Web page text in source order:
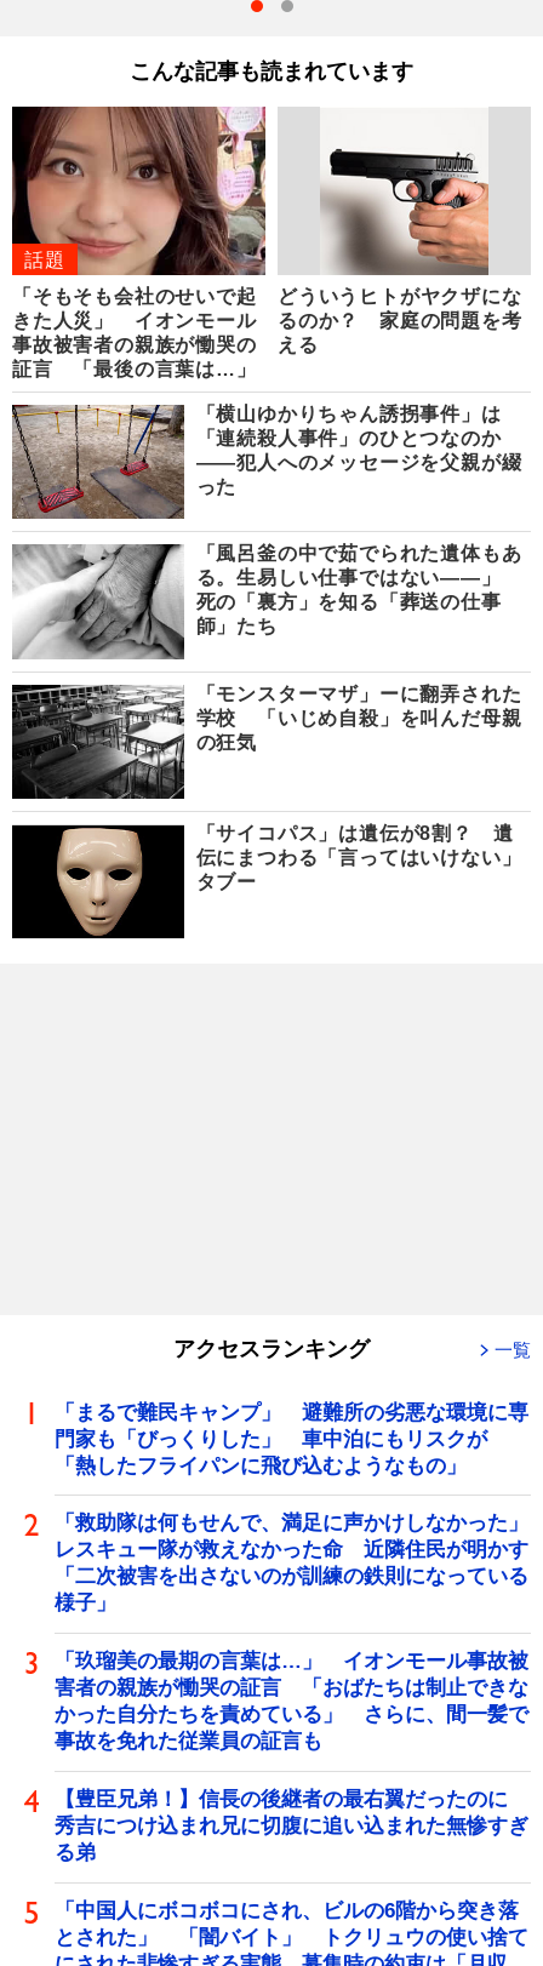
こんな記事も読まれています
話題
「そもそも会社のせいで起
きた人災」 イオンモール
事故被害者の親族が慟哭の
証言 「最後の言葉は…」
どういうヒトがヤクザにな
るのか？ 家庭の問題を考
える
「横山ゆかりちゃん誘拐事件」は
「連続殺人事件」のひとつなのか
――犯人へのメッセージを父親が綴
った
「風呂釜の中で茹でられた遺体もあ
る。生易しい仕事ではない――」
死の「裏方」を知る「葬送の仕事
師」たち
「モンスターマザ」ーに翻弄された
学校 「いじめ自殺」を叫んだ母親
の狂気
「サイコパス」は遺伝が8割？ 遺
伝にまつわる「言ってはいけない」
タブー
アクセスランキング 一覧
「まるで難民キャンプ」 避難所の劣悪な環境に専
門家も「びっくりした」 車中泊にもリスクが
「熱したフライパンに飛び込むようなもの」
「救助隊は何もせんで、満足に声かけしなかった」
レスキュー隊が救えなかった命 近隣住民が明かす
「二次被害を出さないのが訓練の鉄則になっている
様子」
「玖瑠美の最期の言葉は…」 イオンモール事故被
害者の親族が慟哭の証言 「おばたちは制止できな
かった自分たちを責めている」 さらに、間一髪で
事故を免れた従業員の証言も
【豊臣兄弟！】信長の後継者の最右翼だったのに
秀吉につけ込まれ兄に切腹に追い込まれた無惨すぎ
る弟
「中国人にボコボコにされ、ビルの6階から突き落
とされた」 「闇バイト」 トクリュウの使い捨て